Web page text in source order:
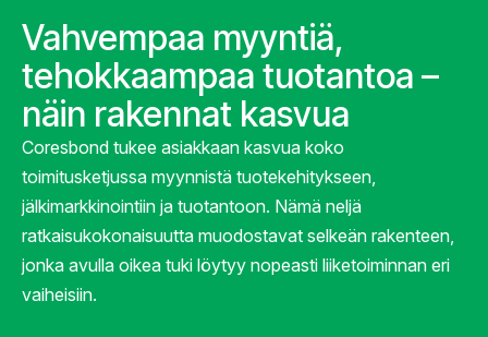
Vahvempaa myyntiä,
tehokkaampaa tuotantoa –
näin rakennat kasvua
Coresbond tukee asiakkaan kasvua koko
toimitusketjussa myynnistä tuotekehitykseen,
jälkimarkkinointiin ja tuotantoon. Nämä neljä
ratkaisukokonaisuutta muodostavat selkeän rakenteen,
jonka avulla oikea tuki löytyy nopeasti liiketoiminnan eri
vaiheisiin.